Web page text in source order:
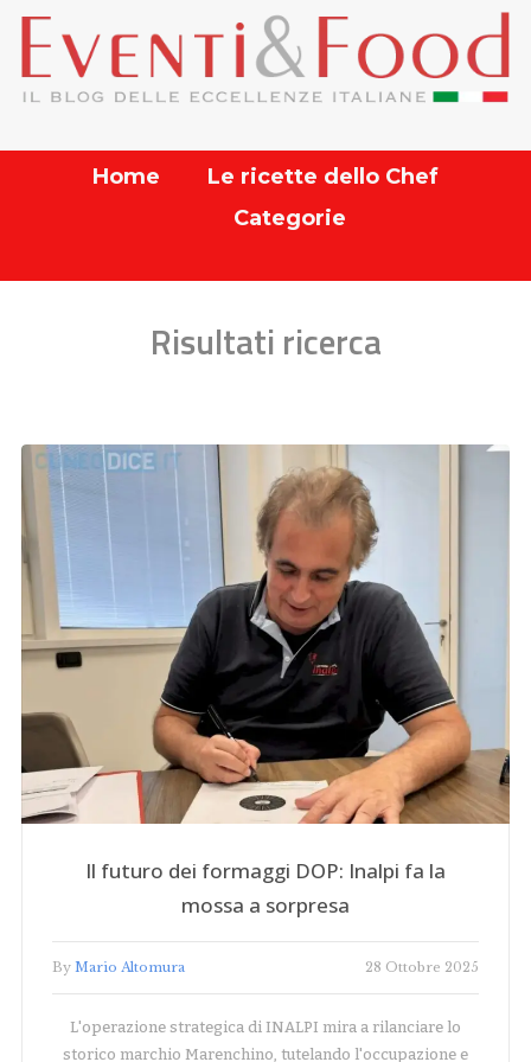
Home
Le ricette dello Chef
Categorie
Risultati ricerca
Il futuro dei formaggi DOP: Inalpi fa la
mossa a sorpresa
By Mario Altomura 28 Ottobre 2025
L'operazione strategica di INALPI mira a rilanciare lo
storico marchio Marenchino, tutelando l'occupazione e